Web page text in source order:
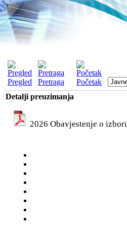
Pregled Pretraga
Početak
Detalji preuzimanja
2026 Obavjestenje o